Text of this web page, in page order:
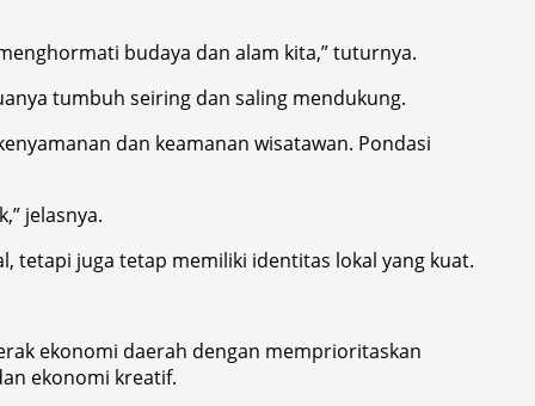
budaya dan alam kita,” tuturnya.
tumbuh seiring dan saling mendukung.
dan keamanan wisatawan. Pondasi
jelasnya.
tetapi juga tetap memiliki identitas lokal yang kuat.
ekonomi daerah dengan memprioritaskan
ekonomi kreatif.